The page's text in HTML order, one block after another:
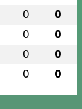
0 0
0 0
0 0
0 0